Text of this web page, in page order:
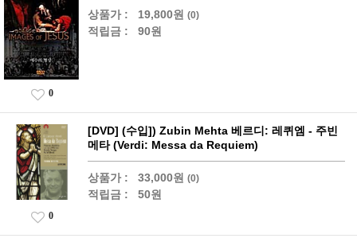
상품가 : 19,800원 (0)
적립금 : 90원
0
[DVD] (수입]) Zubin Mehta 베르디: 레퀴엠 - 주빈
메타 (Verdi: Messa da Requiem)
상품가 : 33,000원 (0)
적립금 : 50원
0